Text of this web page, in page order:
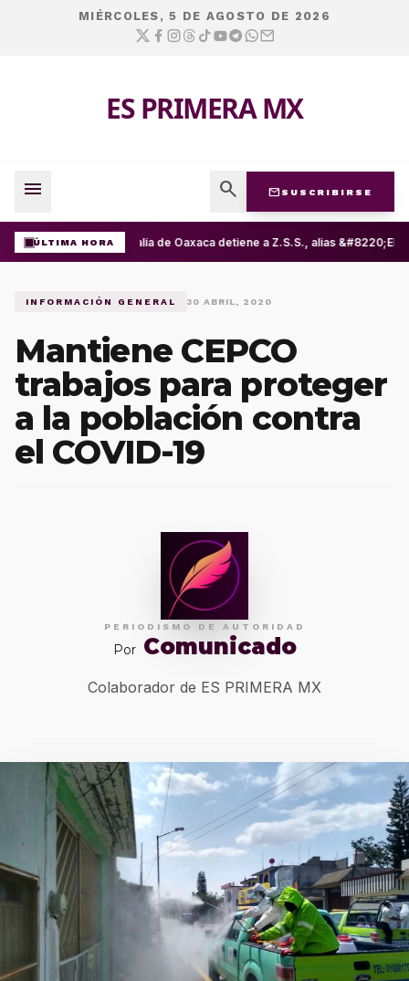
MIÉRCOLES, 5 DE AGOSTO DE 2026
ES PRIMERA MX
menu search mail SUSCRIBIRSE
ÚLTIMA HORAFiscalía de Oaxaca detiene a Z.S.S., alias &#8220;El
INFORMACIÓN GENERAL 30 ABRIL, 2020
Mantiene CEPCO
trabajos para proteger
a la población contra
el COVID-19
PERIODISMO DE AUTORIDAD
Por Comunicado
Colaborador de ES PRIMERA MX